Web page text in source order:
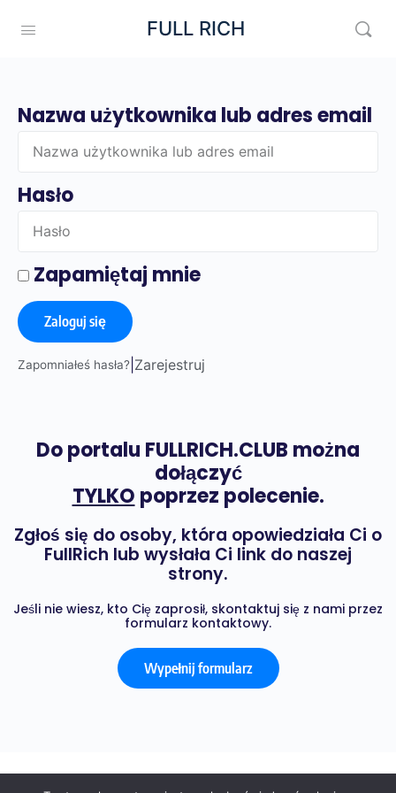
FULL RICH
Do portalu FULLRICH.CLUB można
dołączyć
TYLKO poprzez polecenie.
Zgłoś się do osoby, która opowiedziała Ci o
FullRich lub wysłała Ci link do naszej
strony.
Jeśli nie wiesz, kto Cię zaprosił, skontaktuj się z nami przez
formularz kontaktowy.
Wypełnij formularz
Nazwa użytkownika lub adres email
Hasło
Zapamiętaj mnie
Zaloguj się
Zapomniałeś hasła? Zarejestruj